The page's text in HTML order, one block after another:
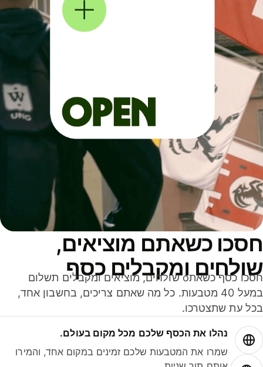
כשאתם מוציאים,
ומקבלים כסף
חסכו כסף כשאתo שולחים, מוציאים ומקבלים תשלום
במעל 40 מטבעות. כל מה שאתם צריכים, בחשבון אחד,
עת שתצטרכו.
נהלו את הכסף שלכם מכל מקום בעולם.
שמרו את המטבעות שלכם זמינים במקום אחד, והמירו